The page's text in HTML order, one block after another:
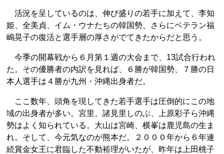
活況を呈しているのは、伸び盛りの若手に加えて、李知
姫、全美貞、イム・ウナたちの韓国勢、さらにベテラン福
嶋晃子の復活と選手層の厚さがでてきたからだと思う。
今季の開幕戦から６月第１週の大会まで、13試合行われ
た。その優勝者の内訳を見れば、６勝が韓国勢、７勝の日
本人選手は４勝が九州・沖縄出身者だ。
ここ数年、頭角を現してきた若手選手は圧倒的にこの地
域の出身者が多い。宮里、諸見里しのぶ、上原彩子ら沖縄
勢はよく知られている。大山は宮崎、横峯は鹿児島の生ま
れ。そして、今元気なのが熊本だ。２０００年から６年連
続賞金女王に君臨した不動裕理がいたが、昨年は上田桃子